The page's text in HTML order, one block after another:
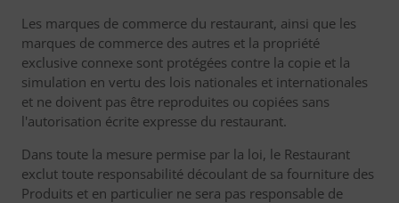
Les marques de commerce du restaurant, ainsi que les
marques de commerce des autres et la propriété
exclusive connexe sont protégées contre la copie et la
simulation en vertu des lois nationales et internationales
et ne doivent pas être reproduites ou copiées sans
l'autorisation écrite expresse du restaurant.
Dans toute la mesure permise par la loi, le Restaurant
exclut toute responsabilité découlant de sa fourniture des
Produits et en particulier ne sera pas responsable de